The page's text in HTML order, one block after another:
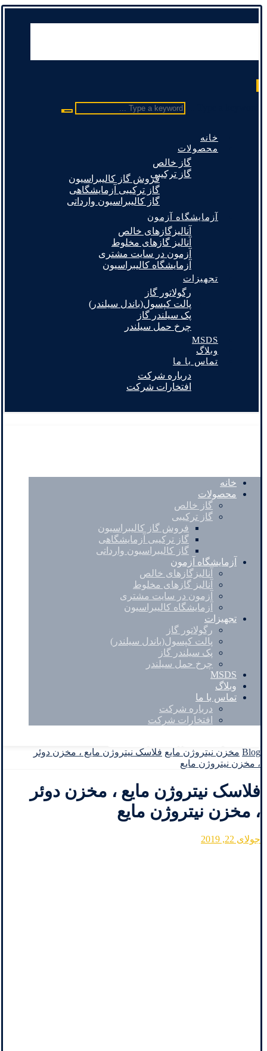
خانه
محصولات
گاز خالص
گاز ترکیبیفروش گاز کالیبراسیون
گاز ترکیبی آزمایشگاهی
گاز کالیبراسیون وارداتی
آزمایشگاه آزمون
آنالیزگازهای خالص
آنالیز گازهای مخلوط
آزمون در سایت مشتری
آزمایشگاه کالیبراسیون
تجهیزات
رگولاتور گاز
پالت کپسول(باندل سیلندر)
پک سیلندر گاز
چرخ حمل سیلندر
MSDS
وبلاگ
تماس با ما
درباره شرکت
افتخارات شرکت
خانه
محصولات
گاز خالص
گاز ترکیبی
فروش گاز کالیبراسیون
گاز ترکیبی آزمایشگاهی
گاز کالیبراسیون وارداتی
آزمایشگاه آزمون
آنالیزگازهای خالص
آنالیز گازهای مخلوط
آزمون در سایت مشتری
آزمایشگاه کالیبراسیون
تجهیزات
رگولاتور گاز
پالت کپسول(باندل سیلندر)
پک سیلندر گاز
چرخ حمل سیلندر
MSDS
وبلاگ
تماس با ما
درباره شرکت
افتخارات شرکت
Blog مخزن نیتروژن مایع فلاسک نیتروژن مایع ، مخزن دوئر
، مخزن نیتروژن مایع
فلاسک نیتروژن مایع ، مخزن دوئر
، مخزن نیتروژن مایع
جولای 22, 2019